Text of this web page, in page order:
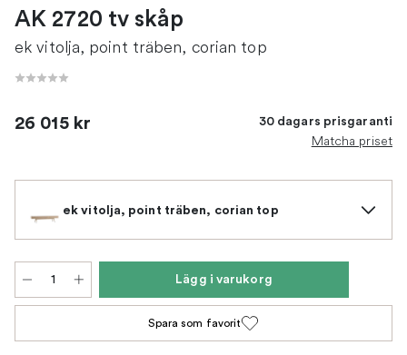
AK 2720 tv skåp
ek vitolja, point träben, corian top
26 015 kr 30 dagars prisgaranti
Matcha priset
ek vitolja, point träben, corian top
Lägg i varukorg
Spara som favorit